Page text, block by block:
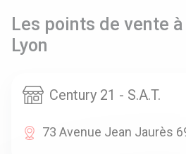
Les points de vente
Lyon
Century 21 - S.A.T.
73 Avenue Jean Jaurès